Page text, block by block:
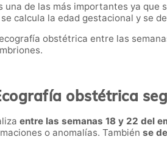
una de las más importantes ya que
calcula la edad gestacional y se
obstétrica entre las
obstétrica
entre las semanas 18 y 22 del
o anomalías. También se